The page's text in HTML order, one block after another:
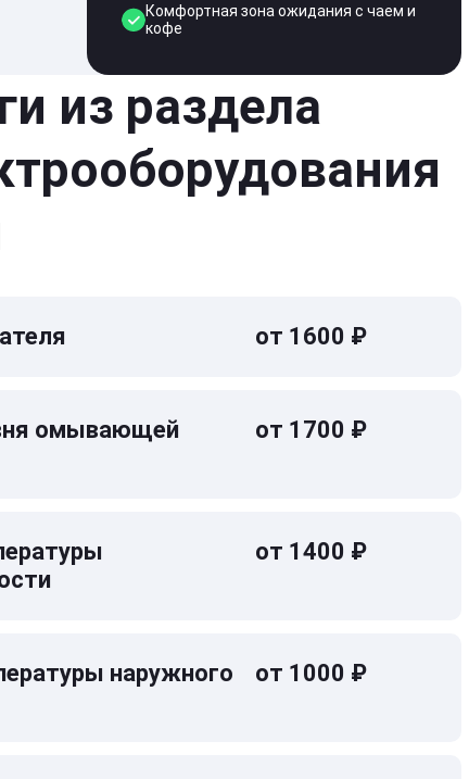
Комфортная зона ожидания с чаем и
кофе
из раздела
от 1600 ₽
омывающей
от 1700 ₽
от 1400 ₽
наружного
от 1000 ₽